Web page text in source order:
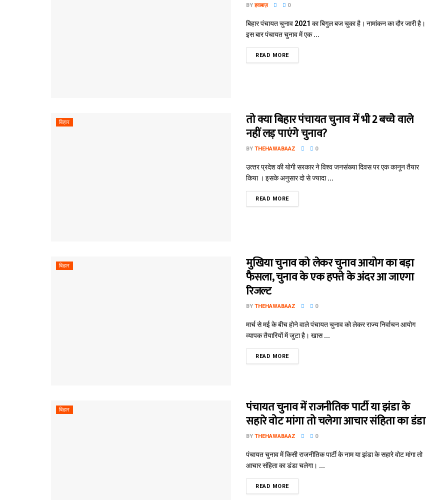
BY हवाबाज़ 0
बिहार पंचायत चुनाव 2021 का बिगुल बज चुका है। नामांकन का दौर जारी है।
इस बार पंचायत चुनाव में एक ...
READ MORE
बिहार तो क्या बिहार पंचायत चुनाव में भी 2 बच्चेे वाले
नहीं लड़ पाएंगे चुनाव?
BY THEHAWABAAZ 0
उत्‍तर प्रदेश की योगी सरकार ने विश्‍व जनसंख्‍या दिवस पर एक कानून तैयार
किया । इसके अनुसार दो से ज्‍यादा ...
READ MORE
बिहार मुखिया चुनाव को लेकर चुनाव आयोग का बड़ा
फैसला, चुनाव के एक हफ्ते के अंदर आ जाएगा
रिजल्ट
BY THEHAWABAAZ 0
मार्च से मई के बीच होने वाले पंचायत चुनाव को लेकर राज्य निर्वाचन आयोग
व्यापक तैयारियों में जुटा है। खास ...
READ MORE
बिहार पंचायत चुनाव में राजनीतिक पार्टी या झंडा के
सहारे वोट मांगा तो चलेगा आचार संहिता का डंडा
BY THEHAWABAAZ 0
पंचायत चुनाव में किसी राजनीतिक पार्टी के नाम या झंडा के सहारे वोट मांगा तो
आचार संहिता का डंडा चलेगा। ...
READ MORE